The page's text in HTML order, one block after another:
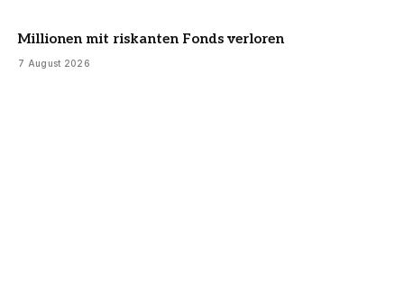
Millionen mit riskanten Fonds verloren
7 August 2026